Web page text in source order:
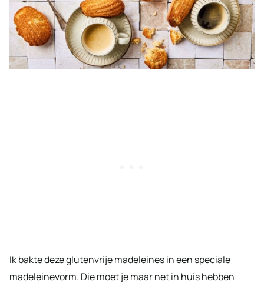
Ik bakte deze glutenvrije madeleines in een speciale
madeleinevorm. Die moet je maar net in huis hebben